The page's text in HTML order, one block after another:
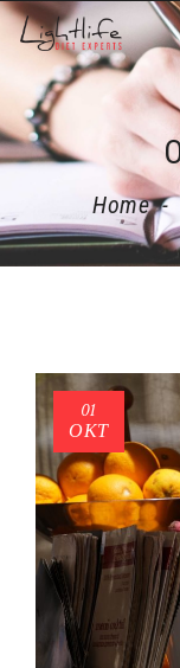
Home -
01
ΟΚΤ